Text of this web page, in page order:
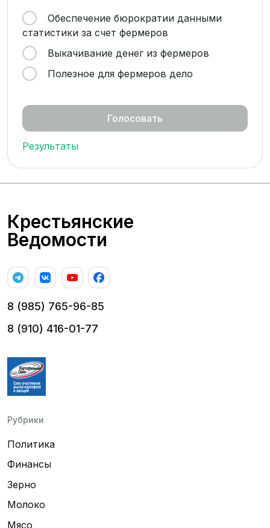
Обеспечение бюрократии данными
статистики за счет фермеров
Выкачивание денег из фермеров
Полезное для фермеров дело
Результаты
Крестьянские
Ведомости
8 (985) 765-96-85
8 (910) 416-01-77
Рубрики
Политика
Финансы
Зерно
Молоко
Мясо